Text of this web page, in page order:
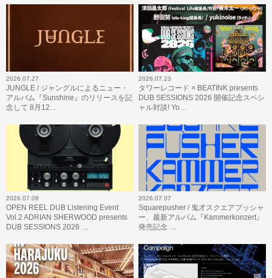
2026.07.27
JUNGLE / ジャングルによるニュー・
アルバム『Sunshine』のリリースを記
念して 8月12…
2026.07.23
タワーレコード × BEATINK presents
DUB SESSIONS 2026 開催記念スペシ
ャル対談! Yo…
2026.07.08
OPEN REEL DUB Listening Event
Vol.2 ADRIAN SHERWOOD presents
DUB SESSIONS 2026 …
2026.07.07
Squarepusher / 鬼才スクエアプッシャ
ー、最新アルバム『Kammerkonzert』
発売記念 …